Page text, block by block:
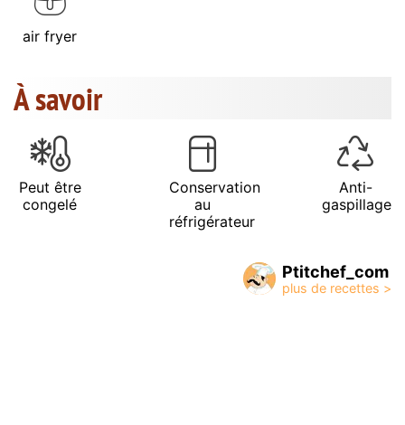
air fryer
À savoir
Peut être
congelé
Conservation
au
réfrigérateur
Anti-
gaspillage
Ptitchef_com